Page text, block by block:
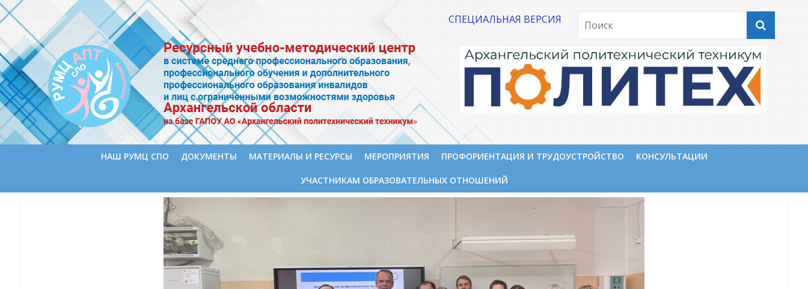
СПЕЦИАЛЬНАЯ ВЕРСИЯ
НАШ РУМЦ СПО ДОКУМЕНТЫ МАТЕРИАЛЫ И РЕСУРСЫ МЕРОПРИЯТИЯ ПРОФОРИЕНТАЦИЯ И ТРУДОУСТРОЙСТВО КОНСУЛЬТАЦИИ
УЧАСТНИКАМ ОБРАЗОВАТЕЛЬНЫХ ОТНОШЕНИЙ